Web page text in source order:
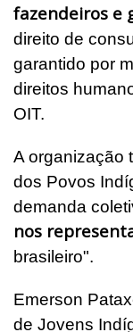
fazendeiros e
direito de
garantido por
direitos
OIT.
A organização
dos Povos
demanda
nos
brasileiro".
Emerson
de Jovens